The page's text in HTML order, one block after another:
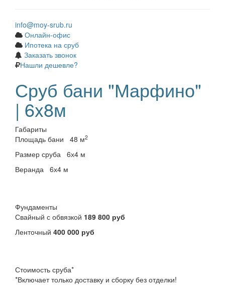
info@moy-srub.ru
Онлайн-офис
Ипотека на сруб
Заказать звонок
Нашли дешевле?
Сруб бани "Марфино"
| 6x8м
Габариты
Площадь бани
48 м2
Размер сруба 6х4 м
Веранда 6х4 м
Фундаменты
Свайный с обвязкой 189 800 руб
Ленточный 400 000 руб
Стоимость сруба*
*Включает только доставку и сборку без отделки!